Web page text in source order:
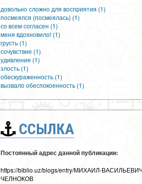
довольно сложно для восприятия (1)
посмеялся (посмеялась) (1)
со всем согласен (1)
меня вдохновило! (1)
грусть (1)
сочувствие (1)
удивление (1)
злость (1)
обескураженность (1)
вызвало обеспокоенность (1)
ССЫЛКА
Постоянный адрес данной публикации:
https://biblio.uz/blogs/entry/МИХАИЛ-
ЧЕЛНОКОВ